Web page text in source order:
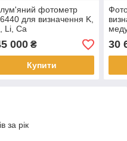
фотометр
для визначення K,
Li, Ca
000₴
Купити
30
за рік